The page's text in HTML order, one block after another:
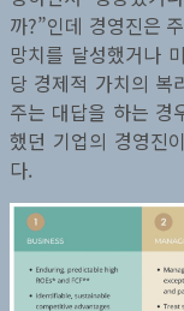
까?”인데 경영진은
망치를 달성했거나
당 경제적 가치의 복
주는 대답을 하는 경
했던 기업의 경영진
다.